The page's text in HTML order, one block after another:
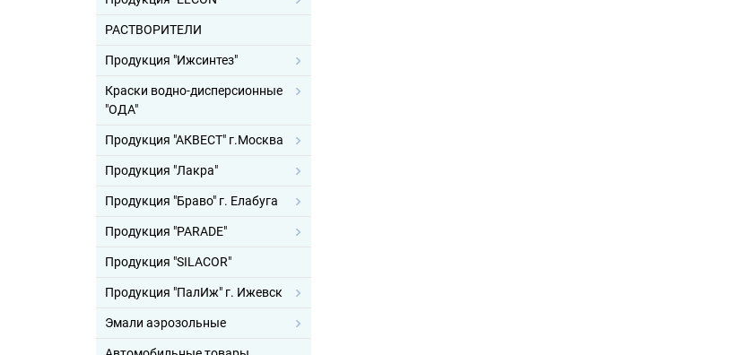
РАСТВОРИТЕЛИ
Продукция "Ижсинтез"
Краски водно-дисперсионные
"ОДА"
Продукция "АКВЕСТ" г.Москва
Продукция "Лакра"
Продукция "Браво" г. Елабуга
Продукция "PARADE"
Продукция "SILACOR"
Продукция "ПалИж" г. Ижевск
Эмали аэрозольные